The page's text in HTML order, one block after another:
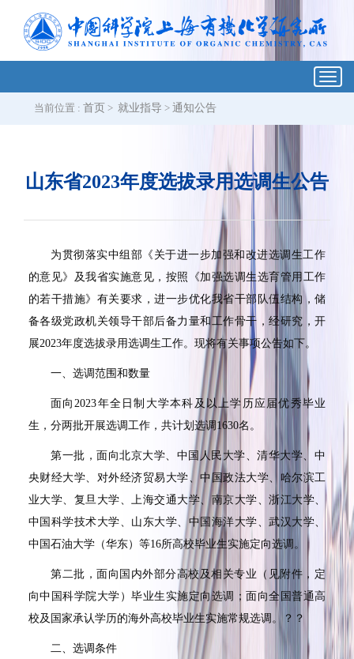
当前位置 : 首页 > 就业指导 > 通知公告
山东省2023年度选拔录用选调生公告
为贯彻落实中组部《关于进一步加强和改进选调生工作
的意见》及我省实施意见，按照《加强选调生选育管用工作
的若干措施》有关要求，进一步优化我省干部队伍结构，储
备各级党政机关领导干部后备力量和工作骨干，经研究，开
展2023年度选拔录用选调生工作。现将有关事项公告如下。
一、选调范围和数量
面向2023年全日制大学本科及以上学历应届优秀毕业
生，分两批开展选调工作，共计划选调 1630名。
第一批，面向北京大学、中国人民大学、清华大学、中
央财经大学、对外经济贸易大学、中国政法大学、哈尔滨工
业大学、复旦大学、上海交通大学、南京大学、浙江大学、
中国科学技术大学、山东大学、中国海洋大学、武汉大学、
中国石油大学（华东）等16所高校毕业生实施定向选调。
第二批，面向国内外部分高校及相关专业（见附件，定
向中国科学院大学）毕业生实施定向选调；面向全国普通高
校及国家承认学历的海外高校毕业生实施常规选调。
？？
二、选调条件